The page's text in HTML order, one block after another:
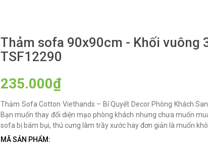
Thảm sofa 90x90cm - Khối vuông
TSF12290
235.000₫
Thảm Sofa Cotton Viethands – Bí Quyết Decor Phòng Khách
Bạn muốn thay đổi diện mạo phòng khách nhưng chưa muốn
sofa bị bám bụi, thú cưng làm trầy xước hay đơn giản là muốn
MÃ SẢN PHẨM: